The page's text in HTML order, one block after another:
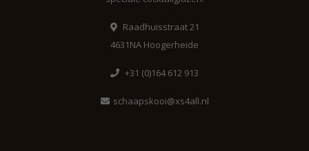
Raadhuisstraat 21
4631NA Hoogerheide
+31 (0)164 612 913
schaapskooi@xs4all.nl